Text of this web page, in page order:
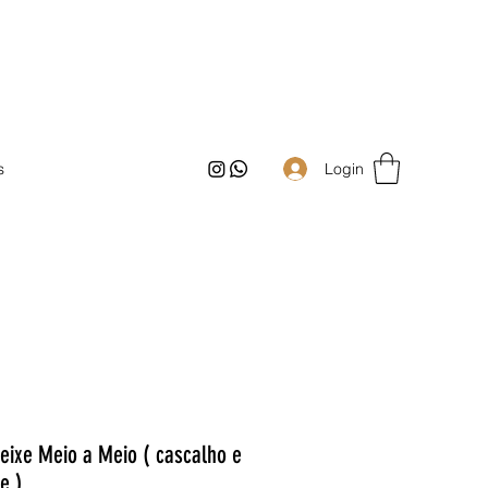
Login
Meio a Meio ( cascalho e